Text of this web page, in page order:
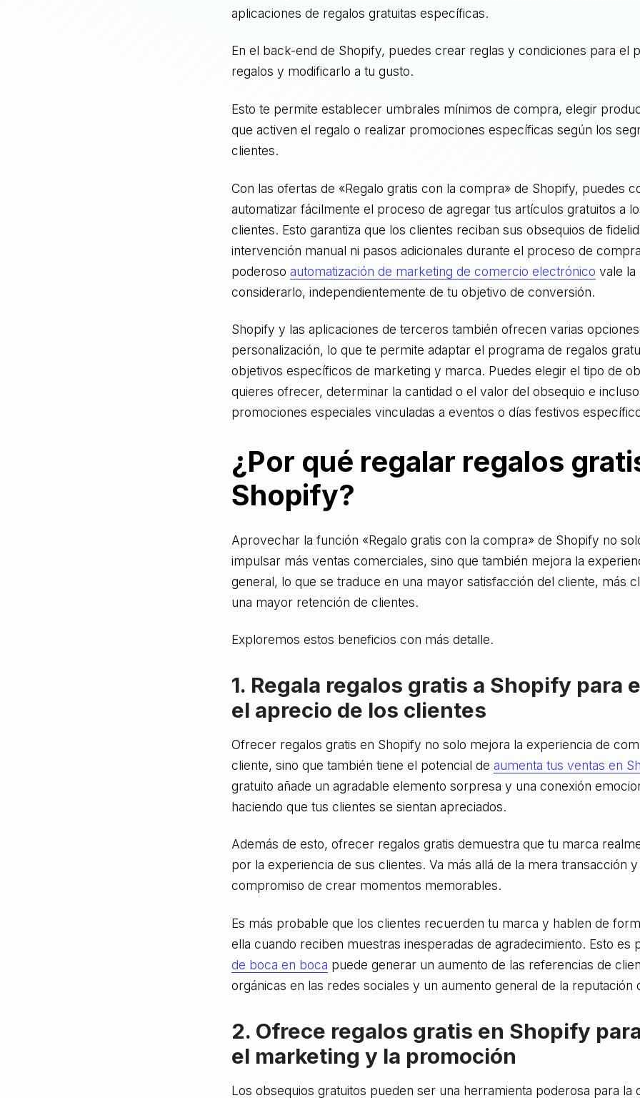
aplicaciones de regalos gratuitas específicas.
En el back-end de Shopify, puedes crear reglas y condiciones para el
regalos y modificarlo a tu gusto.
Esto te permite establecer umbrales mínimos de compra, elegir
que activen el regalo o realizar promociones específicas según los
clientes.
Con las ofertas de «Regalo gratis con la compra» de Shopify, puedes
automatizar fácilmente el proceso de agregar tus artículos gratuitos a
clientes. Esto garantiza que los clientes reciban sus obsequios de
intervención manual ni pasos adicionales durante el proceso de
poderosoautomatización de marketing de comercio electrónico vale la
considerarlo, independientemente de tu objetivo de conversión.
Shopify y las aplicaciones de terceros también ofrecen varias
personalización, lo que te permite adaptar el programa de regalos
objetivos específicos de marketing y marca. Puedes elegir el tipo de
quieres ofrecer, determinar la cantidad o el valor del obsequio e
promociones especiales vinculadas a eventos o días festivos
¿Por qué regalar regalos
Shopify?
Aprovechar la función «Regalo gratis con la compra» de Shopify no
impulsar más ventas comerciales, sino que también mejora la
general, lo que se traduce en una mayor satisfacción del cliente, más
una mayor retención de clientes.
Exploremos estos beneficios con más detalle.
1. Regala regalos gratis a Shopify para
el aprecio de los clientes
Ofrecer regalos gratis en Shopify no solo mejora la experiencia de
cliente, sino que también tiene el potencial deaumenta tus ventas en
gratuito añade un agradable elemento sorpresa y una conexión
haciendo que tus clientes se sientan apreciados.
Además de esto, ofrecer regalos gratis demuestra que tu marca
por la experiencia de sus clientes. Va más allá de la mera transacción
compromiso de crear momentos memorables.
Es más probable que los clientes recuerden tu marca y hablen de
ella cuando reciben muestras inesperadas de agradecimiento. Esto es
de boca en boca puede generar un aumento de las referencias de
orgánicas en las redes sociales y un aumento general de la reputación
2. Ofrece regalos gratis en Shopify
el marketing y la promoción
Los obsequios gratuitos pueden ser una herramienta poderosa para la